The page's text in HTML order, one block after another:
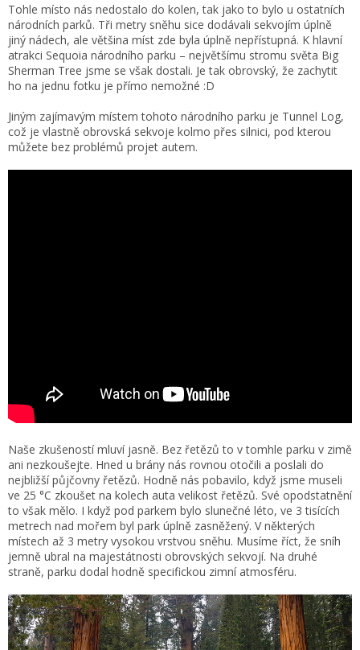
Tohle místo nás nedostalo do kolen, tak jako to bylo u ostatních
národních parků. Tři metry sněhu sice dodávali sekvojím úplně
jiný nádech, ale většina míst zde byla úplně nepřístupná. K hlavní
atrakci Sequoia národního parku – největšímu stromu světa Big
Sherman Tree jsme se však dostali. Je tak obrovský, že zachytit
ho na jednu fotku je přímo nemožné :D
Jiným zajímavým místem tohoto národního parku je Tunnel Log,
což je vlastně obrovská sekvoje kolmo přes silnici, pod kterou
můžete bez problémů projet autem.
Naše zkušeností mluví jasně. Bez řetězů to v tomhle parku v zimě
ani nezkoušejte. Hned u brány nás rovnou otočili a poslali do
nejbližší půjčovny řetězů. Hodně nás pobavilo, když jsme museli
ve 25 °C zkoušet na kolech auta velikost řetězů. Své opodstatnění
to však mělo. I když pod parkem bylo slunečné léto, ve 3 tisících
metrech nad mořem byl park úplně zasněžený. V některých
místech až 3 metry vysokou vrstvou sněhu. Musíme říct, že sníh
jemně ubral na majestátnosti obrovských sekvojí. Na druhé
straně, parku dodal hodně specifickou zimní atmosféru.